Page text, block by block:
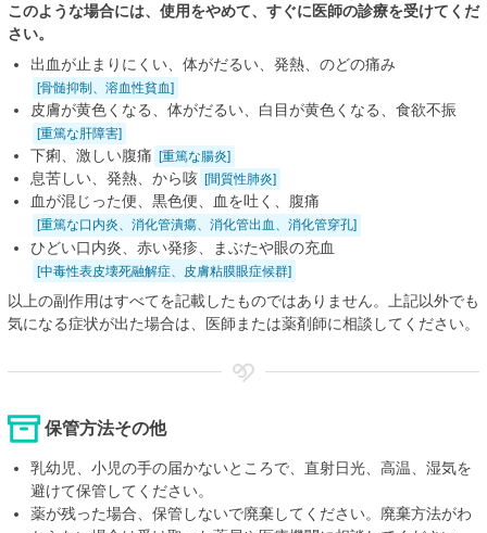
このような場合には、使用をやめて、すぐに医師の診療を受けてくだ
さい。
出血が止まりにくい、体がだるい、発熱、のどの痛み
[骨髄抑制、溶血性貧血]
皮膚が黄色くなる、体がだるい、白目が黄色くなる、食欲不振
[重篤な肝障害]
下痢、激しい腹痛 [重篤な腸炎]
息苦しい、発熱、から咳 [間質性肺炎]
血が混じった便、黒色便、血を吐く、腹痛
[重篤な口内炎、消化管潰瘍、消化管出血、消化管穿孔]
ひどい口内炎、赤い発疹、まぶたや眼の充血
[中毒性表皮壊死融解症、皮膚粘膜眼症候群]
以上の副作用はすべてを記載したものではありません。上記以外でも
気になる症状が出た場合は、医師または薬剤師に相談してください。
保管方法その他
乳幼児、小児の手の届かないところで、直射日光、高温、湿気を
避けて保管してください。
薬が残った場合、保管しないで廃棄してください。廃棄方法がわ